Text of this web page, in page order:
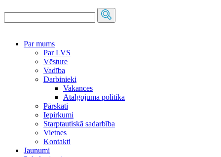
Par mums
Par LVS
Vēsture
Vadība
Darbinieki
Vakances
Atalgojuma politika
Pārskati
Iepirkumi
Starptautiskā sadarbība
Vietnes
Kontakti
Jaunumi